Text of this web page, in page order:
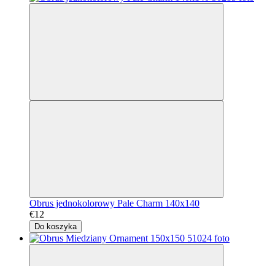
Obrus jednokolorowy Pale Charm 140x140
€12
Do koszyka